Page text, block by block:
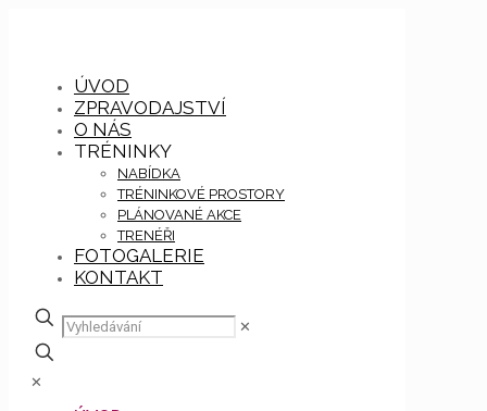
ÚVOD
ZPRAVODAJSTVÍ
O NÁS
TRÉNINKY
NABÍDKA
TRÉNINKOVÉ PROSTORY
PLÁNOVANÉ AKCE
TRENÉŘI
FOTOGALERIE
KONTAKT
✕
✕